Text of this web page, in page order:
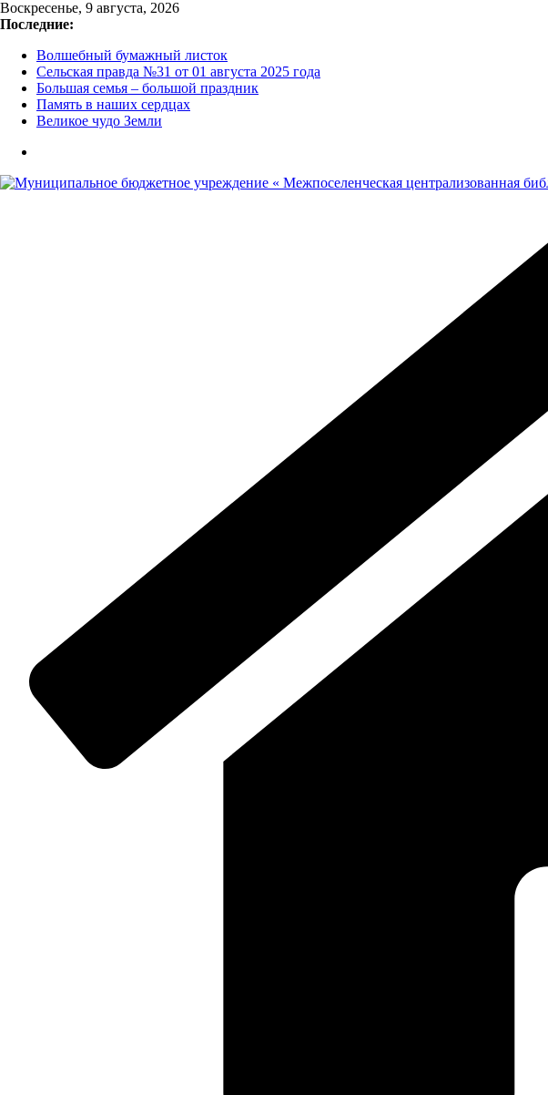
Перейти
к
Воскресенье, 9 августа, 2026
Последние:
Волшебный бумажный листок
Сельская правда №31 от 01 августа 2025 года
Большая семья – большой праздник
Память в наших сердцах
Великое чудо Земли